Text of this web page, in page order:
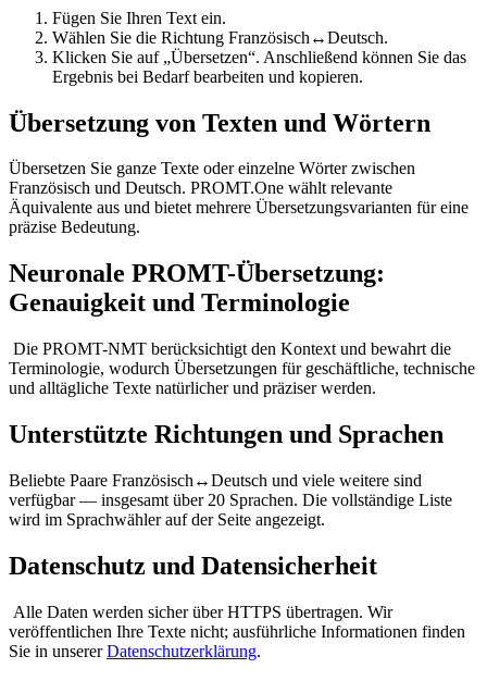
Fügen Sie Ihren Text ein.
Wählen Sie die Richtung Französisch↔Deutsch.
Klicken Sie auf „Übersetzen“. Anschließend können Sie das
Ergebnis bei Bedarf bearbeiten und kopieren.
Übersetzung von Texten und Wörtern
Übersetzen Sie ganze Texte oder einzelne Wörter zwischen
Französisch und Deutsch. PROMT.One wählt relevante
Äquivalente aus und bietet mehrere Übersetzungsvarianten für eine
präzise Bedeutung.
Neuronale PROMT-Übersetzung:
Genauigkeit und Terminologie
Die PROMT-NMT berücksichtigt den Kontext und bewahrt die
Terminologie, wodurch Übersetzungen für geschäftliche, technische
und alltägliche Texte natürlicher und präziser werden.
Unterstützte Richtungen und Sprachen
Beliebte Paare Französisch↔Deutsch und viele weitere sind
verfügbar — insgesamt über 20 Sprachen. Die vollständige Liste
wird im Sprachwähler auf der Seite angezeigt.
Datenschutz und Datensicherheit
Alle Daten werden sicher über HTTPS übertragen. Wir
veröffentlichen Ihre Texte nicht; ausführliche Informationen finden
Sie in unsererDatenschutzerklärung.